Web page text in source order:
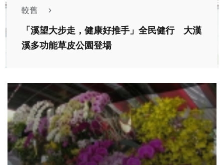
較舊
「溪望大步走，健康好推手」全民健行 大漢
溪多功能草皮公園登場